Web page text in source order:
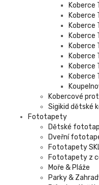
Koberce
Koberce
Koberce
Koberce
Koberce
Koberce
Koberce
Koberce
Kobercové
Sigikid dětské
Fototapety
Dětské
Dveřní
Fototapety
Fototapety z
Moře & Pláže
Parky &